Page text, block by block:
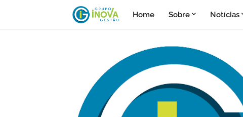
Home Sobre Notícias